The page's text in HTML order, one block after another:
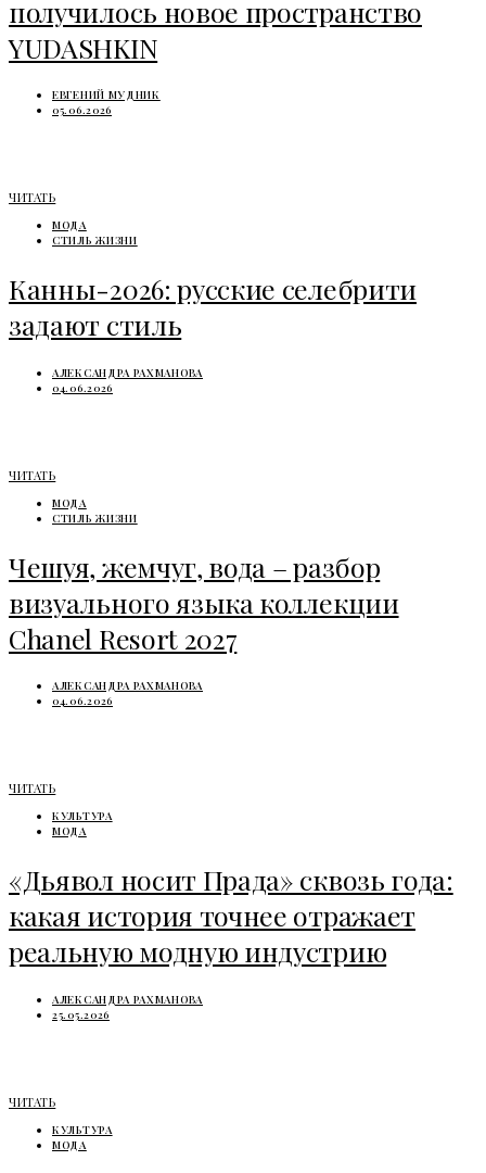
получилось новое пространство
YUDASHKIN
ЕВГЕНИЙ МУДНИК
05.06.2026
ЧИТАТЬ
МОДА
СТИЛЬ ЖИЗНИ
Канны-2026: русские селебрити
задают стиль
АЛЕКСАНДРА РАХМАНОВА
04.06.2026
ЧИТАТЬ
МОДА
СТИЛЬ ЖИЗНИ
Чешуя, жемчуг, вода – разбор
визуального языка коллекции
Chanel Resort 2027
АЛЕКСАНДРА РАХМАНОВА
04.06.2026
ЧИТАТЬ
КУЛЬТУРА
МОДА
«Дьявол носит Прада» сквозь года:
какая история точнее отражает
реальную модную индустрию
АЛЕКСАНДРА РАХМАНОВА
25.05.2026
ЧИТАТЬ
КУЛЬТУРА
МОДА